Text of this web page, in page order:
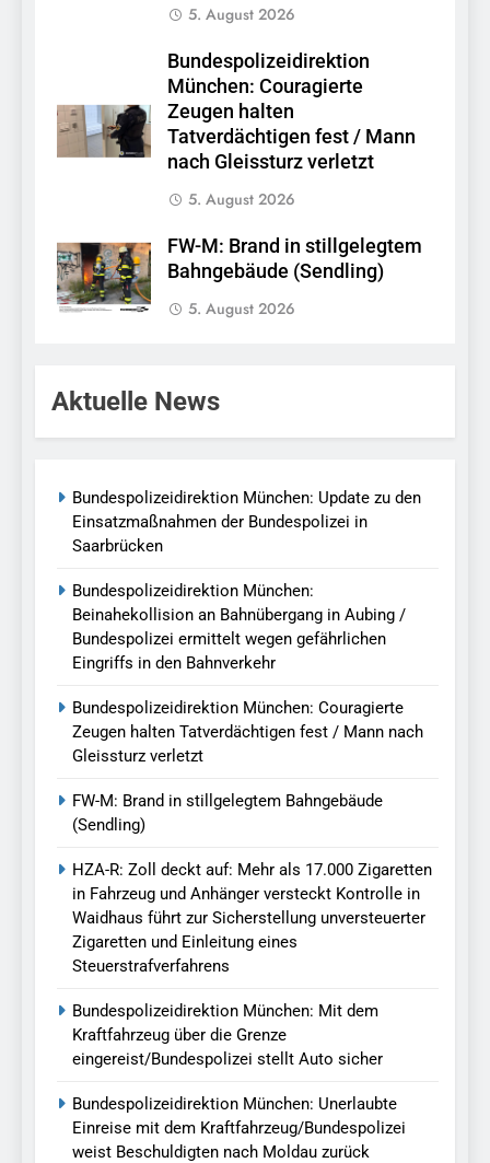
5. August 2026
Bundespolizeidirektion
München: Couragierte
Zeugen halten
Tatverdächtigen fest / Mann
nach Gleissturz verletzt
5. August 2026
FW-M: Brand in stillgelegtem
Bahngebäude (Sendling)
5. August 2026
Aktuelle News
Bundespolizeidirektion München: Update zu den
Einsatzmaßnahmen der Bundespolizei in
Saarbrücken
Bundespolizeidirektion München:
Beinahekollision an Bahnübergang in Aubing /
Bundespolizei ermittelt wegen gefährlichen
Eingriffs in den Bahnverkehr
Bundespolizeidirektion München: Couragierte
Zeugen halten Tatverdächtigen fest / Mann nach
Gleissturz verletzt
FW-M: Brand in stillgelegtem Bahngebäude
(Sendling)
HZA-R: Zoll deckt auf: Mehr als 17.000 Zigaretten
in Fahrzeug und Anhänger versteckt Kontrolle in
Waidhaus führt zur Sicherstellung unversteuerter
Zigaretten und Einleitung eines
Steuerstrafverfahrens
Bundespolizeidirektion München: Mit dem
Kraftfahrzeug über die Grenze
eingereist/Bundespolizei stellt Auto sicher
Bundespolizeidirektion München: Unerlaubte
Einreise mit dem Kraftfahrzeug/Bundespolizei
weist Beschuldigten nach Moldau zurück